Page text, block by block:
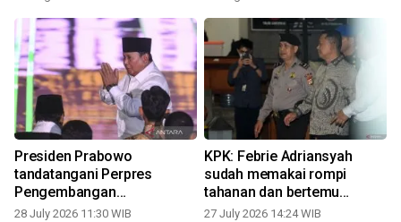
Presiden Prabowo
tandatangani Perpres
Pengembangan
Kewirausahaan Nasional
28 July 2026 11:30 WIB
KPK: Febrie Adriansyah
sudah memakai rompi
tahanan dan bertemu
keluarga
27 July 2026 14:24 WIB